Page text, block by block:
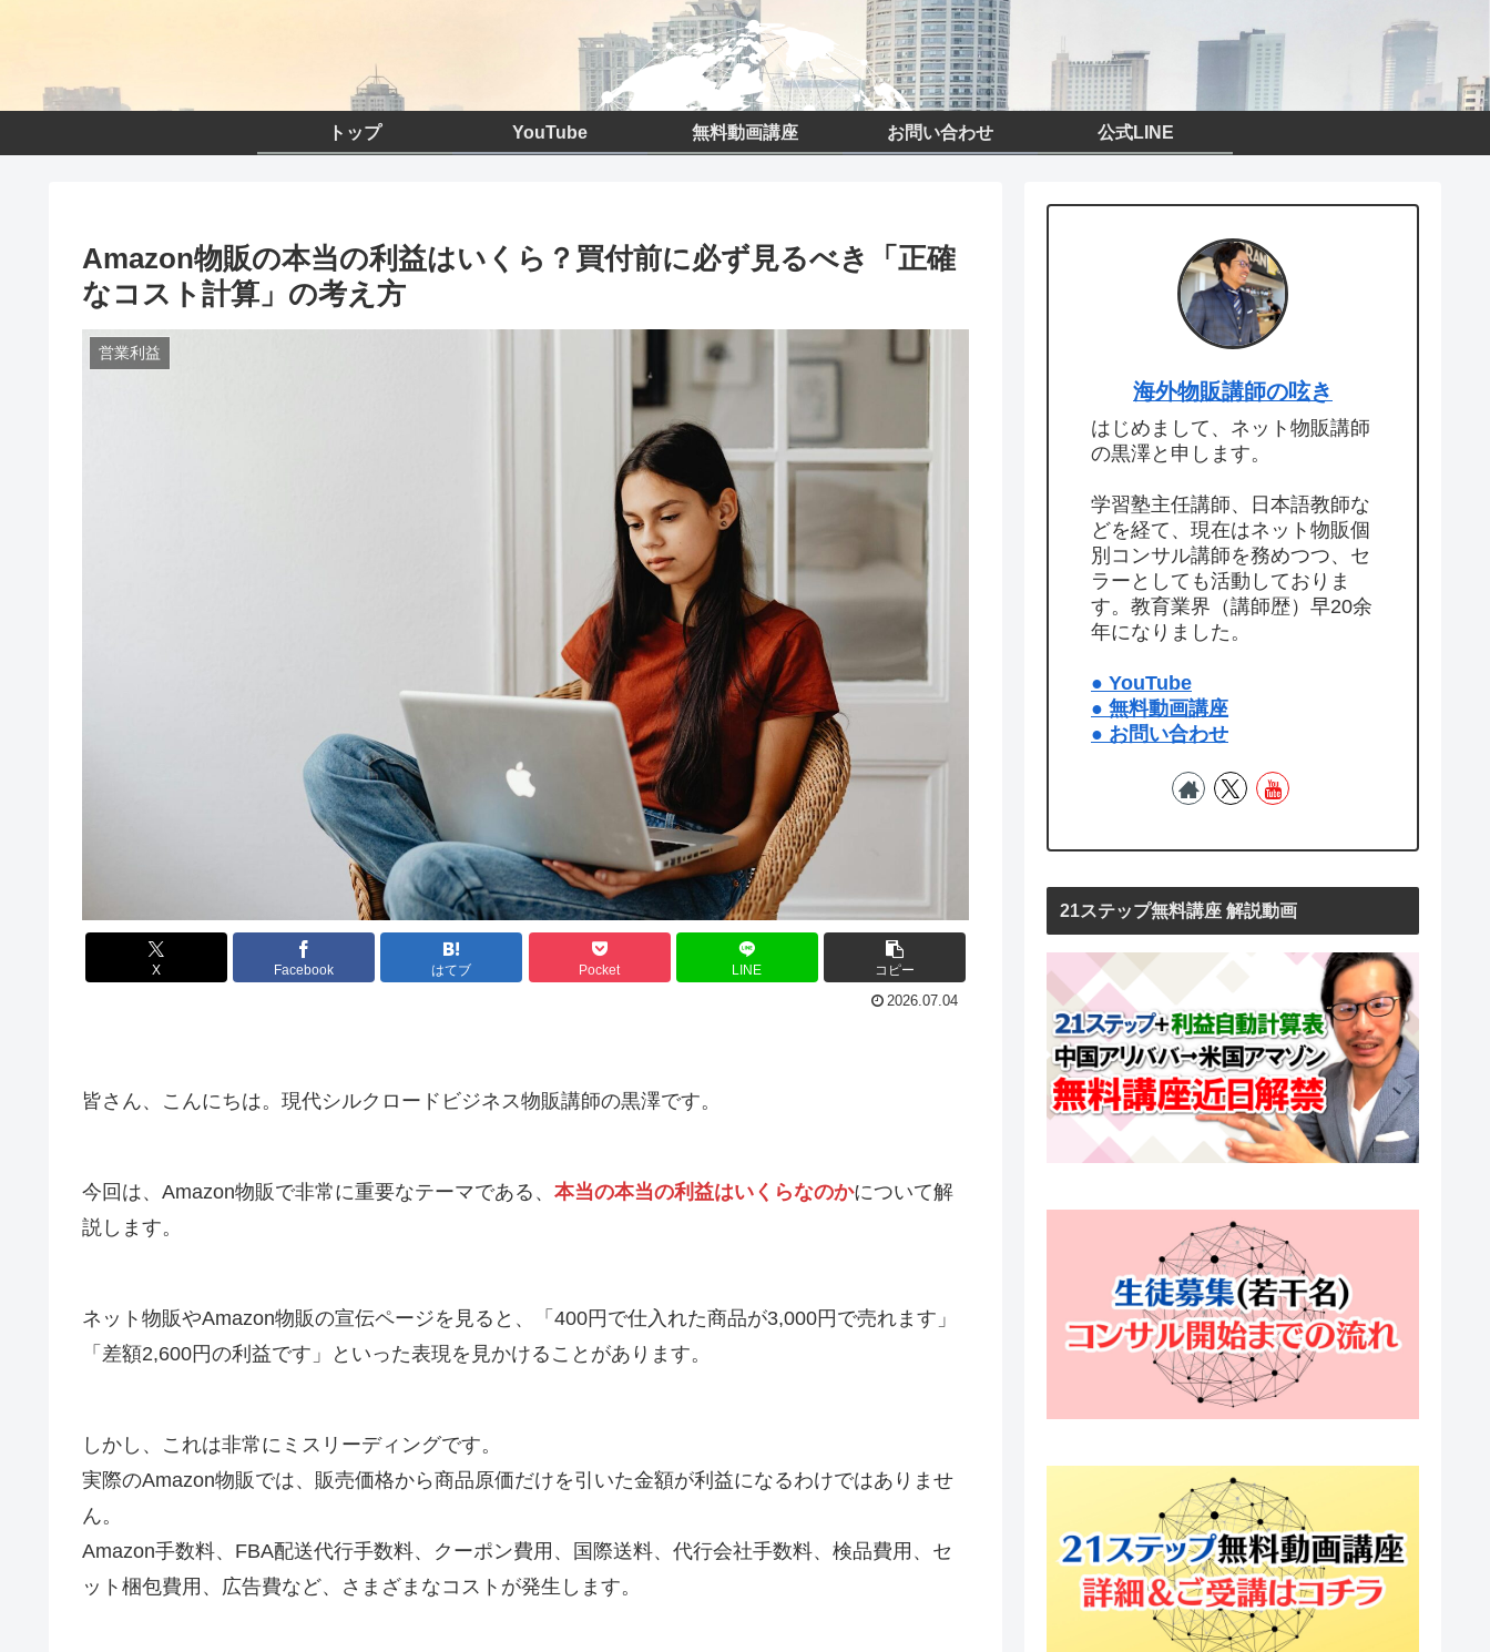
トップ YouTube 無料動画講座 お問い合わせ 公式LINE
Amazon物販の本当の利益はいくら？買付前に必ず見るべき「正確
なコスト計算」の考え方
営業利益
X Facebook はてブ Pocket LINE コピー
2026.07.04
皆さん、こんにちは。現代シルクロードビジネス物販講師の黒澤です。
今回は、Amazon物販で非常に重要なテーマである、 本当の本当の利益はいくらなのかについて解
説します。
ネット物販やAmazon物販の宣伝ページを見ると、「400円で仕入れた商品が3,000円で売れます」
「差額2,600円の利益です」といった表現を見かけることがあります。
しかし、これは非常にミスリーディングです。
実際のAmazon物販では、販売価格から商品原価だけを引いた金額が利益になるわけではありませ
ん。
Amazon手数料、FBA配送代行手数料、クーポン費用、国際送料、代行会社手数料、検品費用、セ
ット梱包費用、広告費など、さまざまなコストが発生します。
海外物販講師の呟き
はじめまして、ネット物販講師
の黒澤と申します。
学習塾主任講師、日本語教師な
どを経て、現在はネット物販個
別コンサル講師を務めつつ、セ
ラーとしても活動しておりま
す。教育業界（講師歴）早20余
年になりました。
● YouTube
● 無料動画講座
● お問い合わせ
21ステップ無料講座 解説動画